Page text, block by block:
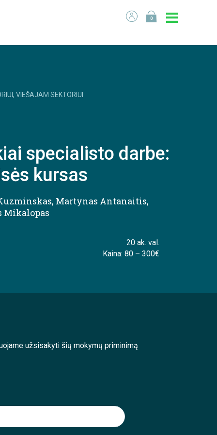
0
VIEŠAJAM SEKTORIUI
specialisto darbe:
kursas
, Martynas Antanaitis,
Mikalopas
20 ak. val.
Kaina: 80 – 300€
užsisakyti šių mokymų priminimą